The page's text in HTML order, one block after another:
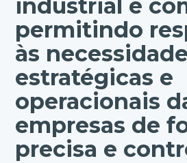
industrial e
permitindo
às
estratégicas e
operacionais
empresas de
precisa e